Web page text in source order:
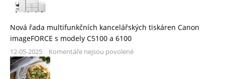
Nová řada multifunkčních kancelářských tiskáren Canon
imageFORCE s modely C5100 a 6100
12-05-2025 Komentáře nejsou povolené